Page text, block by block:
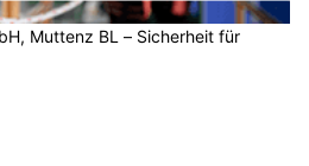
Muttenz BL – Sicherheit für